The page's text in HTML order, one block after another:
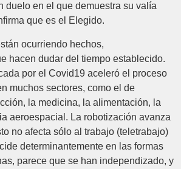
duelo en el que demuestra su valía
que es el Elegido.
ocurriendo hechos,
hacen dudar del tiempo establecido.
por el Covid19 aceleró el proceso
muchos sectores, como el de
la medicina, la alimentación, la
aeroespacial. La robotización avanza
no afecta sólo al trabajo (teletrabajo)
determinantemente en las formas
parece que se han independizado, y